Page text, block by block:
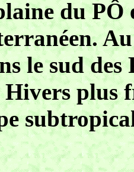
du PÔ
Au
le sud
plus